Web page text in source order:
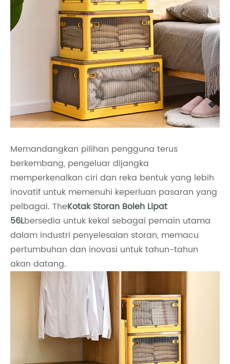
Memandangkan pilihan pengguna terus
berkembang, pengeluar dijangka
memperkenalkan ciri dan reka bentuk yang lebih
inovatif untuk memenuhi keperluan pasaran yang
pelbagai. TheKotak Storan Boleh Lipat
56Lbersedia untuk kekal sebagai pemain utama
dalam industri penyelesaian storan, memacu
pertumbuhan dan inovasi untuk tahun-tahun
akan datang.